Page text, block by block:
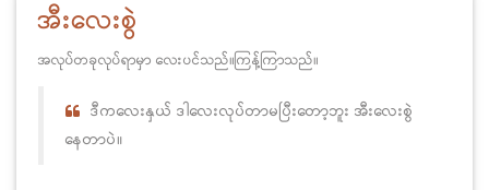
အီးလေးစွဲ
အလုပ်တခုလုပ်ရာမှာ လေးပင်သည်။ကြန့်ကြာသည်။
ဒီကလေးနှယ် ဒါလေးလုပ်တာမပြီးတော့ဘူး အီးလေးစွဲ
နေတာပဲ။